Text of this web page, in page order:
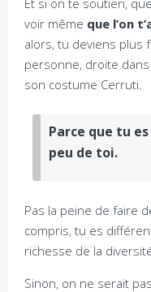
Et si on te soutien,
voir même que l’on
alors, tu deviens plus
personne, droite
son costume Cerruti.
Parce que tu
peu de toi.
Pas la peine de faire
compris, tu es
richesse de la
Sinon, on ne serait